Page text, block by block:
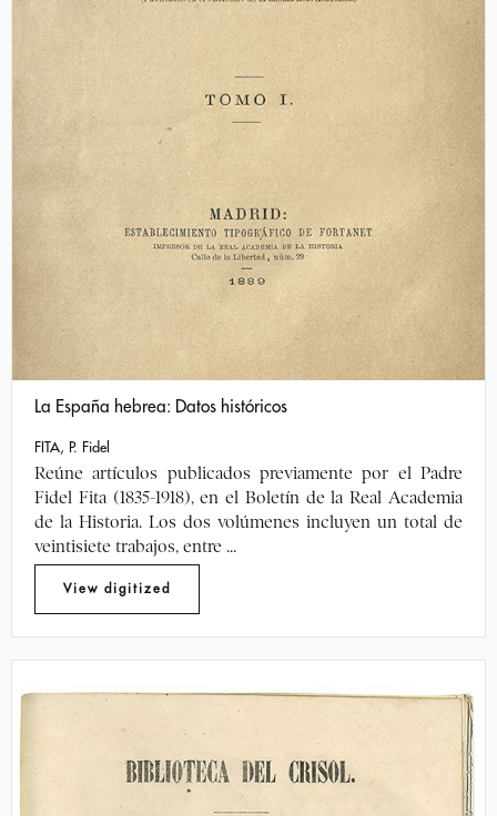
La España hebrea: Datos históricos
FITA, P. Fidel
Reúne artículos publicados previamente por el Padre
Fidel Fita (1835-1918), en el Boletín de la Real Academia
de la Historia. Los dos volúmenes incluyen un total de
veintisiete trabajos, entre ...